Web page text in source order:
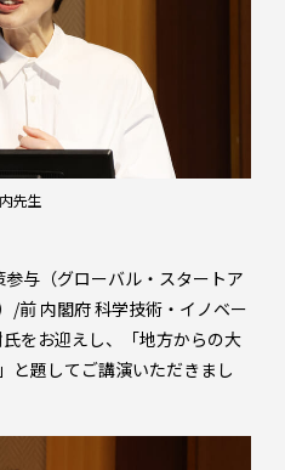
先生
与（グローバル・スタートア
/前 内閣府 科学技術・イノベー
をお迎えし、「地方からの大
と題してご講演いただきまし